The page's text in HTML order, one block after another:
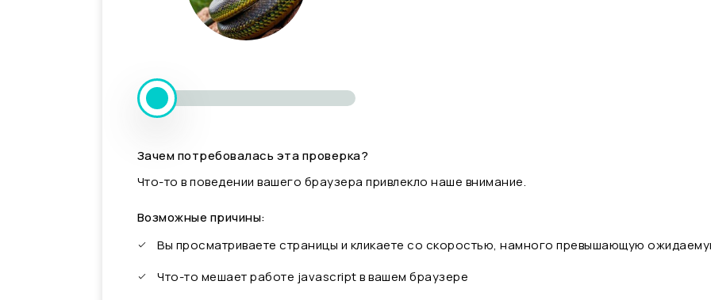
Зачем потребовалась эта проверка?
Что-то в поведении вашего браузера привлекло наше внимание.
Возможные причины:
Вы просматриваете страницы и кликаете со скоростью, намного превышающую
Что-то мешает работе javascript в вашем браузере